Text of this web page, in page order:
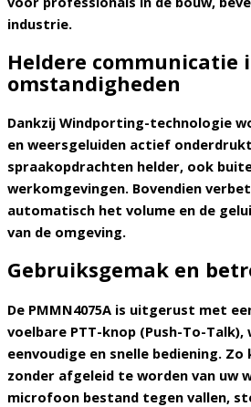
industrie.
Heldere communicatie
omstandigheden
Dankzij Windporting-technologie
en weersgeluiden actief
spraakopdrachten helder, ook
werkomgevingen. Bovendien
automatisch het volume en de
van de omgeving.
Gebruiksgemak en
De PMMN4075A is uitgerust met
voelbare PTT-knop (Push-To-Talk),
eenvoudige en snelle bediening. Zo
zonder afgeleid te worden van uw
microfoon bestand tegen vallen,